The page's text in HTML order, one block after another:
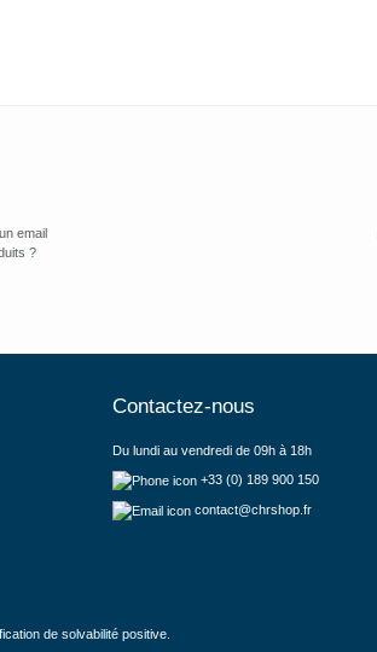
email
?
Contactez-nous
Du lundi au vendredi de 09h à 18h
+33 (0) 189 900 150
contact@chrshop.fr
de solvabilité positive.